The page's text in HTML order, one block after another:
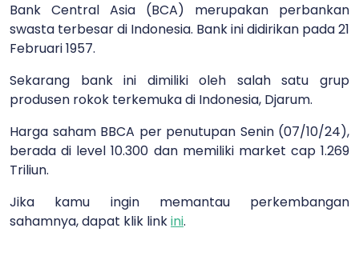
Bank Central Asia (BCA) merupakan perbankan
swasta terbesar di Indonesia. Bank ini didirikan pada 21
Februari 1957.
Sekarang bank ini dimiliki oleh salah satu grup
produsen rokok terkemuka di Indonesia, Djarum.
Harga saham BBCA per penutupan Senin (07/10/24),
berada di level 10.300 dan memiliki market cap 1.269
Triliun.
Jika kamu ingin memantau perkembangan
sahamnya, dapat klik linkini.